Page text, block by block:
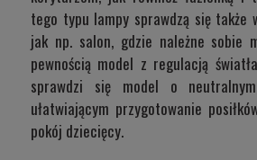
tego typu lampy sprawdzą się także
jak np. salon, gdzie należne sobie
pewnością model z regulacją
sprawdzi się model o
ułatwiającym przygotowanie
pokój dziecięcy.